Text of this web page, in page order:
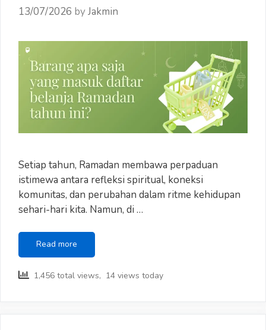
13/07/2026 byJakmin
Setiap tahun, Ramadan membawa perpaduan
istimewa antara refleksi spiritual, koneksi
komunitas, dan perubahan dalam ritme kehidupan
sehari-hari kita. Namun, di …
Read more
apa
yang
1,456 total views, 14 views today